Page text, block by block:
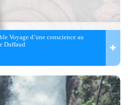
Voyage d’une conscience au
Duffaud